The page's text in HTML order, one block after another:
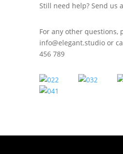
Still need help? Send us
For any other questions,
info@elegant.studioor
456 789
WE'RE ALL